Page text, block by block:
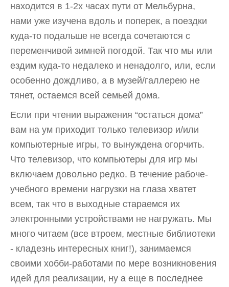
находится в 1-2х часах пути от Мельбурна,
нами уже изучена вдоль и поперек, а поездки
куда-то подальше не всегда сочетаются с
переменчивой зимней погодой. Так что мы или
ездим куда-то недалеко и ненадолго, или, если
особенно дождливо, а в музей/галлерею не
тянет, остаемся всей семьей дома.
Если при чтении выражения “остаться дома”
вам на ум приходит только телевизор и/или
компьютерные игры, то вынуждена огорчить.
Что телевизор, что компьютеры для игр мы
включаем довольно редко. В течение рабоче-
учебного времени нагрузки на глаза хватет
всем, так что в выходные стараемся их
электронными устройствами не нагружать. Мы
много читаем (все втроем, местные библиотеки
- кладезнь интересных книг!), занимаемся
своими хобби-работами по мере возникновения
идей для реализации, ну а еще в последнее